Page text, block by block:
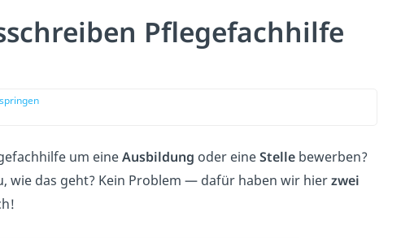
Pflegefachhilfe
um eineAusbildung oder eineStelle bewerben?
wie das geht? Kein Problem — dafür haben wir hierzwei